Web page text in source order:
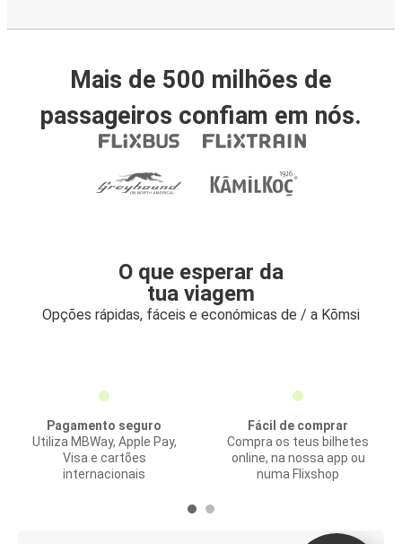
Mais de 500 milhões de
passageiros confiam em nós.
O que esperar da
tua viagem
Opções rápidas, fáceis e económicas de / a Kõmsi
Pagamento seguro
Utiliza MBWay, Apple Pay,
Visa e cartões
internacionais
Fácil de comprar
Compra os teus bilhetes
online, na nossa app ou
numa Flixshop